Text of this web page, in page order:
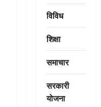
विविध
शिक्षा
समाचार
सरकारी
योजना